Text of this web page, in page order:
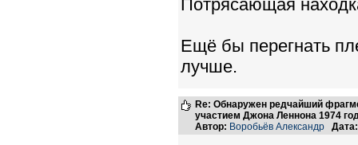
Потрясающая
Ещё бы перегнать
лучше.
Re: Обнаружен редчайший
участием Джона Леннона 1974
Автор: Воробьёв Александр Дата: